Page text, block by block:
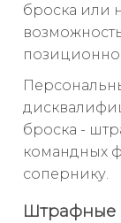
броска или
броска -
командных
сопернику.
Штрафные